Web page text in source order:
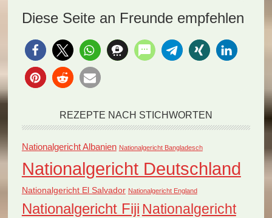
Dieses aromatische
Gewürzbrot
begeistert…
Lebkuchen, ein
traditionelles…
Diese Seite an Freunde empfehlen
REZEPTE NACH STICHWORTEN
Nationalgericht Albanien Nationalgericht Bangladesch
Nationalgericht Deutschland
Nationalgericht El Salvador Nationalgericht England
Nationalgericht Fiji Nationalgericht